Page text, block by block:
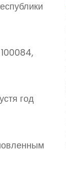
год